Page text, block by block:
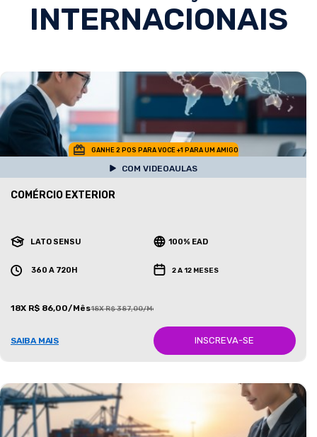
INTERNACIONAIS
GANHE 2 POS PARA VOCE +1 PARA UM AMIGO
COM VIDEOAULAS
COMÉRCIO EXTERIOR
LATO SENSU 100% EAD
360 A 720H 2 A 12 MESES
18X R$ 86,00/Mês18X R$ 387,00/Mês
SAIBA MAIS INSCREVA-SE